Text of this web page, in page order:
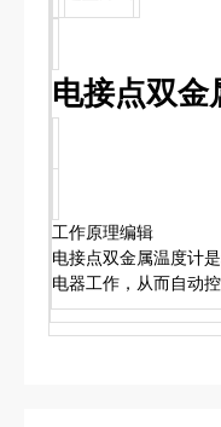
电接点双金
工作原理编辑
电接点双金属温度计
电器工作，从而自动控